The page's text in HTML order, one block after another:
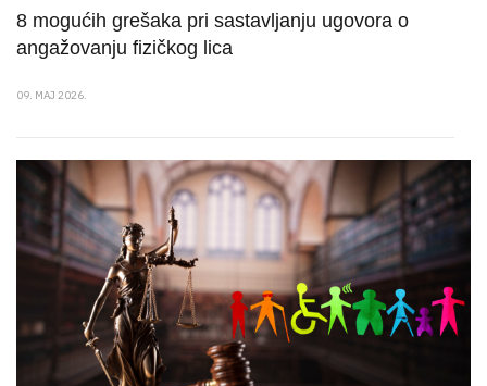
8 mogućih grešaka pri sastavljanju ugovora o
angažovanju fizičkog lica
09. MAJ 2026.